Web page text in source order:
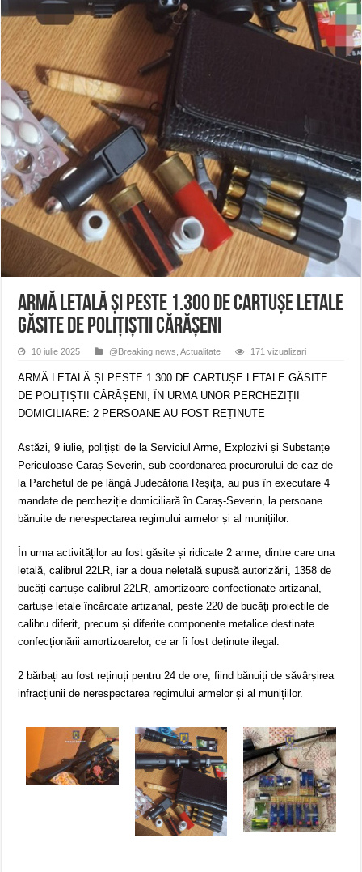
ANUNŢ OPRIRE APĂ în CARANSEBEȘ avarie
ANUNȚ OPRIRE APĂ în Reșița, cartier Țerova – avarie – 04.08.2026
ARMĂ LETALĂ ȘI PESTE 1.300 DE CARTUȘE LETALE
GĂSITE DE POLIȚIȘTII CĂRĂȘENI
10 iulie 2025 @Breaking news ,Actualitate 171 vizualizari
ARMĂ LETALĂ ȘI PESTE 1.300 DE CARTUȘE LETALE GĂSITE
DE POLIȚIȘTII CĂRĂȘENI, ÎN URMA UNOR PERCHEZIȚII
DOMICILIARE: 2 PERSOANE AU FOST REȚINUTE
Astăzi, 9 iulie, polițiști de la Serviciul Arme, Explozivi și Substanțe
Periculoase Caraș-Severin, sub coordonarea procurorului de caz de
la Parchetul de pe lângă Judecătoria Reșița, au pus în executare 4
mandate de percheziție domiciliară în Caraș-Severin, la persoane
bănuite de nerespectarea regimului armelor și al munițiilor.
În urma activităților au fost găsite și ridicate 2 arme, dintre care una
letală, calibrul 22LR, iar a doua neletală supusă autorizării, 1358 de
bucăți cartușe calibrul 22LR, amortizoare confecționate artizanal,
cartușe letale încărcate artizanal, peste 220 de bucăți proiectile de
calibru diferit, precum și diferite componente metalice destinate
confecționării amortizoarelor, ce ar fi fost deținute ilegal.
2 bărbați au fost reținuți pentru 24 de ore, fiind bănuiți de săvârșirea
infracțiunii de nerespectarea regimului armelor și al munițiilor.